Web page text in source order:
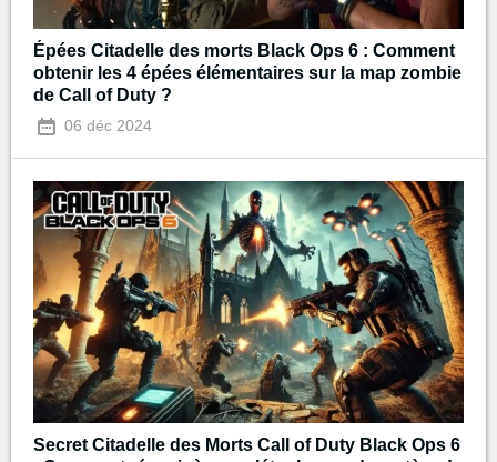
Épées Citadelle des morts Black Ops 6 : Comment
obtenir les 4 épées élémentaires sur la map zombie
de Call of Duty ?
06 déc 2024
Secret Citadelle des Morts Call of Duty Black Ops 6